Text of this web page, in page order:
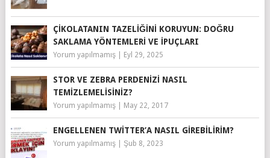
ÇIKOLATANIN TAZELIĞINI KORUYUN: DOĞRU
SAKLAMA YÖNTEMLERI VE İPUÇLARI
Yorum yapılmamış| Eyl 29, 2025
STOR VE ZEBRA PERDENIZI NASIL
TEMIZLEMELISINIZ?
Yorum yapılmamış| May 22, 2017
ENGELLENEN TWITTER’A NASIL GIREBILIRIM?
Yorum yapılmamış| Şub 8, 2023